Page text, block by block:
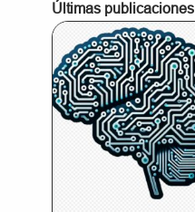
Últimas publicaciones